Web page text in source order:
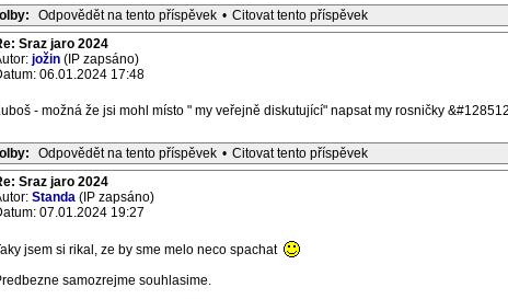
Odpovědět na tento příspěvek • Citovat tento příspěvek
Sraz jaro 2024
jožin (IP zapsáno)
06.01.2024 17:48
- možná že jsi mohl místo " my veřejně diskutující" napsat my rosničky
Odpovědět na tento příspěvek • Citovat tento příspěvek
Sraz jaro 2024
Standa (IP zapsáno)
07.01.2024 19:27
jsem si rikal, ze by sme melo neco spachat
samozrejme souhlasime.